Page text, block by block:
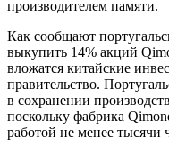
производителем памяти.
Как сообщают
выкупить 14% акций
вложатся китайские
правительство.
в сохранении
поскольку фабрика
работой не менее тысячи